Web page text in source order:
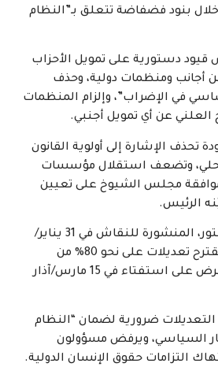
بنود فضفاضة تتعلق بـ”النظام
دستورية على تمويل الأحزاب
أجانب ومنظمات دولية، وحذف
في الإضراب”، وإلزام المنظمات
العلني عن أي تمويل أجنبي.
تحذف الإشارة إلى أولوية القانون
وتضعف استقلال مؤسسات
مجلس الشيوخ على تعيين
الرئيس.
وذكرت أن مسودة الدستور، المنشورة للنقاش في 31 يناير/
كانون الثاني المنصرم، تقترح تعديلات على نحو 80% من
الدستور الحالي، وستُعرض على استفتاء في 15 مارس/آذار
ضرورية لضمان “النظام
السياسي، ويرفض مسؤولون
التزامات حقوق الإنسان الدولية.